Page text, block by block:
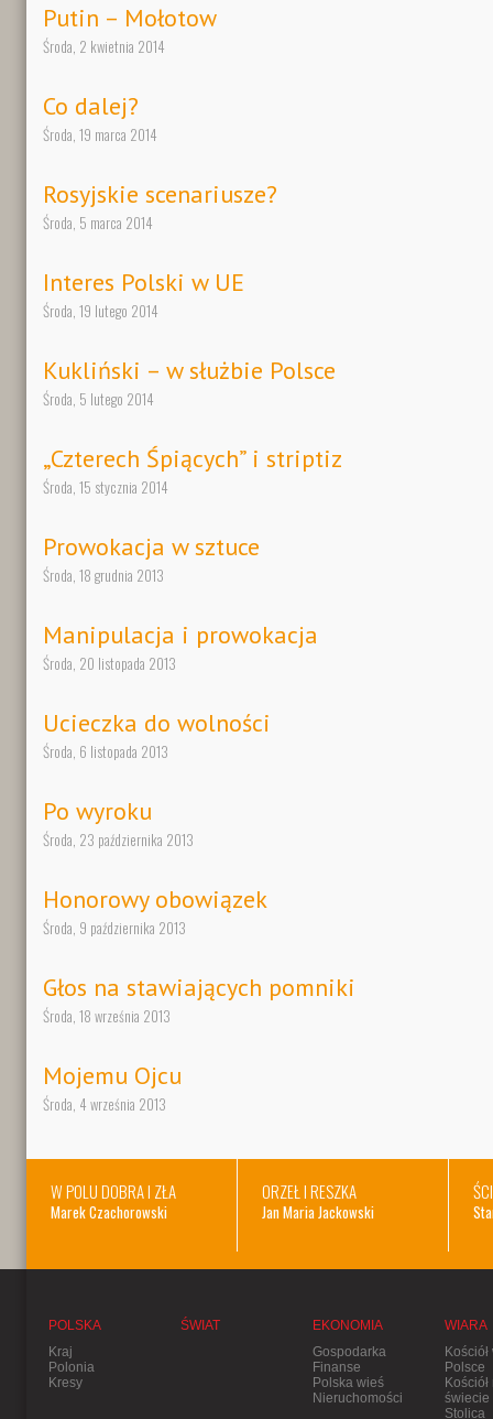
Putin – Mołotow
Środa, 2 kwietnia 2014
Co dalej?
Środa, 19 marca 2014
Rosyjskie scenariusze?
Środa, 5 marca 2014
Interes Polski w UE
Środa, 19 lutego 2014
Kukliński – w służbie Polsce
Środa, 5 lutego 2014
„Czterech Śpiących” i striptiz
Środa, 15 stycznia 2014
Prowokacja w sztuce
Środa, 18 grudnia 2013
Manipulacja i prowokacja
Środa, 20 listopada 2013
Ucieczka do wolności
Środa, 6 listopada 2013
Po wyroku
Środa, 23 października 2013
Honorowy obowiązek
Środa, 9 października 2013
Głos na stawiających pomniki
Środa, 18 września 2013
Mojemu Ojcu
Środa, 4 września 2013
W POLU DOBRA I ZŁA
Marek Czachorowski
ORZEŁ I RESZKA
Jan Maria Jackowski
POLSKA
Kraj
Polonia
Kresy
ŚWIAT
EKONOMIA
Gospodarka
Finanse
Polska wieś
Nieruchomości
WIARA
Kościół
Polsce
Kościół
świecie
Stolica